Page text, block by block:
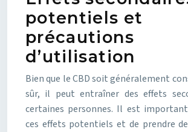
potentiels et
précautions
d’utilisation
Bien que le CBD soit généralement
sûr, il peut entraîner des effets
certaines personnes. Il est
ces effets potentiels et de prendre